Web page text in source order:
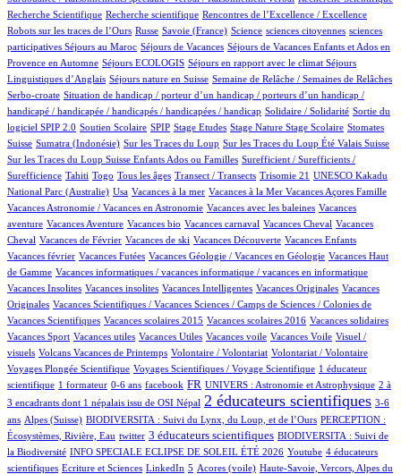
Recherche Scientifique
1/767 Recherche scientifique
2/767 Rencontres de l’Excellence / Excellence
4/767
Robots sur les traces de l’Ours
52/767 Russe
4/767 Savoie (France)
6/767 Science
1/767 sciences citoyennes
1/767
sciences
participatives
3/767 Séjours au Maroc
51/767 Séjours de Vacances
48/767
Séjours de Vacances Enfants et Ados en
Provence en Automne
3/767 Séjours ECOLOGIS
17/767 Séjours en rapport avec le climat
79/767
Séjours
Linguistiques d’Anglais
11/767 Séjours nature en Suisse
51/767 Semaine de Relâche / Semaines de Relâches
12/767
Serbo-croate
1/767
Situation de handicap / porteur d’un handicap / porteurs d’un handicap /
handicapé / handicapée / handicapés / handicapées / handicap
2/767 Solidaire / Solidarité
3/767
Sortie du
logiciel SPIP 2.0
50/767 Soutien Scolaire
3/767 SPIP
1/767 Stage Etudes
1/767 Stage Nature
6/767 Stage Scolaire
1/767 Stomates
130/767
Suisse
8/767Sumatra (Indonésie)
2/767 Sur les Traces du Loup
8/767 Sur les Traces du Loup Été Valais Suisse
7/767
Sur les Traces du Loup Suisse Enfants Ados ou Familles
1/767
Surefficient / Surefficients /
Surefficience
20/767 Tahiti
6/767 Togo
12/767 Tous les âges
51/767 Transect / Transects
1/767 Trisomie 21
1/767
UNESCO Kakadu
National Parc (Australie)
13/767 Usa
1/767 Vacances à la mer
1/767 Vacances à la Mer
1/767 Vacances Açores Famille
17/767
Vacances Astronomie / Vacances en Astronomie
1/767 Vacances avec les baleines
1/767
Vacances
aventure
6/767 Vacances Aventure
1/767 Vacances bio
1/767 Vacances carnaval
57/767 Vacances Cheval
1/767
Vacances
Cheval
19/767Vacances de Février
1/767 Vacances de ski
1/767 Vacances Découverte
16/767 Vacances Enfants
1/767
Vacances février
2/767 Vacances Futées
24/767 Vacances Géologie / Vacances en Géologie
1/767
Vacances Haut
de Gamme
1/767 Vacances informatiques / vacances informatique / vacances en informatique
1/767
Vacances Insolites
1/767 Vacances insolites
1/767 Vacances Intelligentes
2/767 Vacances Originales
1/767
Vacances
Originales
7/767
Vacances Scientifiques / Vacances Sciences / Camps de Sciences / Colonies de
Vacances Scientifiques
1/767 Vacances scolaires 2015
1/767 Vacances scolaires 2016
1/767 Vacances solidaires
1/767
Vacances Sport
1/767 Vacances utiles
1/767 Vacances Utiles
1/767 Vacances voile
1/767 Vacances Voile
1/767
Visuel /
visuels
6/767Volcans Vacances de Printemps
1/767 Volontaire / Volontariat
1/767 Volontariat / Volontaire
48/767
Voyages Plongée Scientifique
8/767 Voyages Scientifiques / Voyage Scientifique
80/767
1 éducateur
scientifique
4/767 1 formateur
2/767 0-6 ans
10/767 facebook
247/767 FR
23/767 UNIVERS : Astronomie et Astrophysique
9/767
2 à
3 encadrants dont 1 népalais issu de OSI Népal
477/767 2 éducateurs scientifiques
11/767
3-6
ans
98/767
Alpes (Suisse)
43/767 BIODIVERSITA : Suivi du Lynx, du Loup, et de l’Ours
11/767
PERCEPTION :
Écosystèmes, Rivière, Eau
2/767 twitter
214/767 3 éducateurs scientifiques
54/767
BIODIVERSITA : Suivi de
la Biodiversité
49/767 INFO SPECIALE ECLIPSE DE SOLEIL ÉTÉ 2026
2/767 Youtube
29/767
4 éducateurs
scientifiques
1/767 Ecriture et Sciences
2/767 LinkedIn
16/767 5
6/767 Acores (voile)
11/767 Haute-Savoie, Vercors, Alpes du